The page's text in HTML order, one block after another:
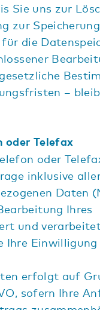
Sie uns zur
zur Speicherung
die
–
oder Telefax
oder
inklusive
Daten
Ihres
und
Ihre
erfolgt auf
sofern Ihre